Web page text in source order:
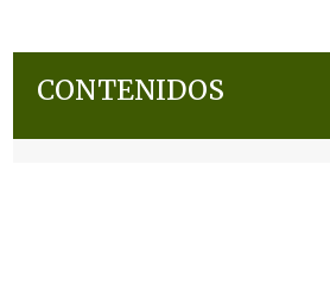
CONTENIDOS